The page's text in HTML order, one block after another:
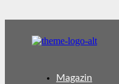
Magazin